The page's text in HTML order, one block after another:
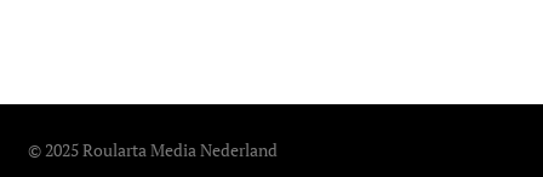
© 2025 Roularta Media Nederland